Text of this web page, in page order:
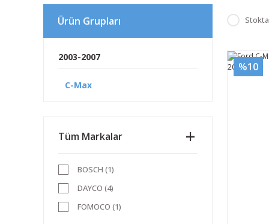
Ürün Grupları
2003-2007
C-Max
Tüm Markalar
BOSCH (1)
DAYCO (4)
FOMOCO (1)
%10